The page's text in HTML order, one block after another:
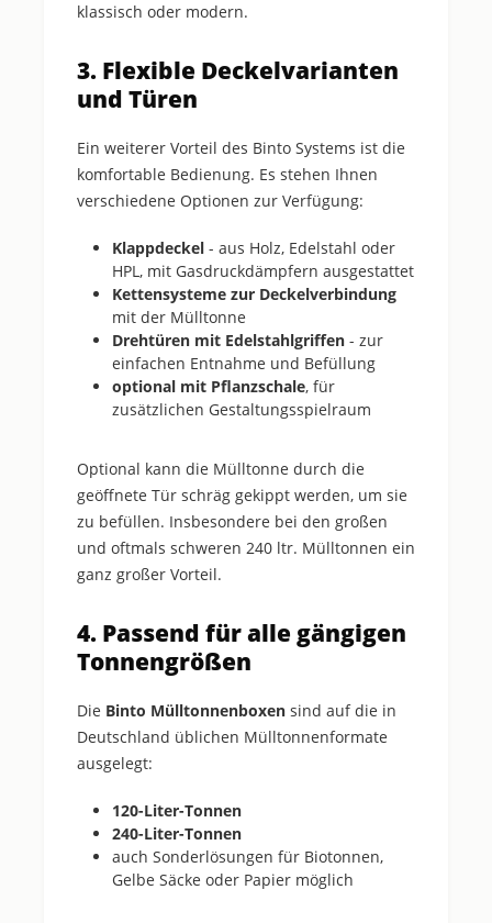
klassisch oder modern.
3. Flexible Deckelvarianten
und Türen
Ein weiterer Vorteil des Binto Systems ist die
komfortable Bedienung. Es stehen Ihnen
verschiedene Optionen zur Verfügung:
Klappdeckel - aus Holz, Edelstahl oder
HPL, mit Gasdruckdämpfern ausgestattet
Kettensysteme zur Deckelverbindung
mit der Mülltonne
Drehtüren mit Edelstahlgriffen - zur
einfachen Entnahme und Befüllung
optional mit Pflanzschale, für
zusätzlichen Gestaltungsspielraum
Optional kann die Mülltonne durch die
geöffnete Tür schräg gekippt werden, um sie
zu befüllen. Insbesondere bei den großen
und oftmals schweren 240 ltr. Mülltonnen ein
ganz großer Vorteil.
4. Passend für alle gängigen
Tonnengrößen
Die Binto Mülltonnenboxen sind auf die in
Deutschland üblichen Mülltonnenformate
ausgelegt:
120-Liter-Tonnen
240-Liter-Tonnen
auch Sonderlösungen für Biotonnen,
Gelbe Säcke oder Papier möglich